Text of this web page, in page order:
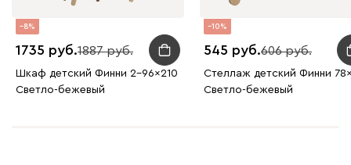
8
1735 1887
Шкаф детский Финни 2-96x210
Светло-бежевый
10
545 606
Стеллаж детский Финни
Светло-бежевый